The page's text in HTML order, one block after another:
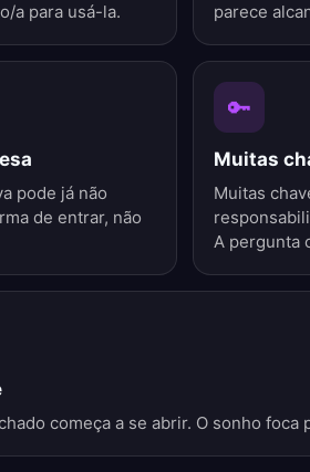
a para usá-la.
parece
pode já não
de entrar, não
🔑
Muitas
Muitas
A pergunta
começa a se abrir. O sonho